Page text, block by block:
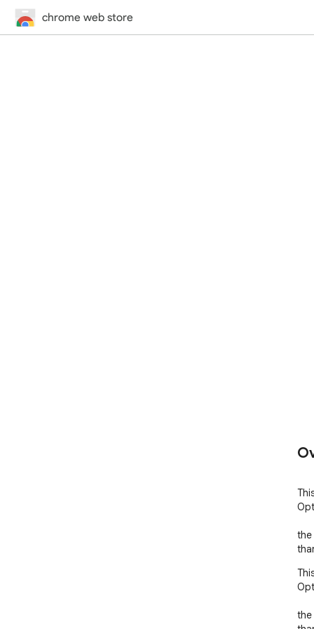
chrome web store
the
the